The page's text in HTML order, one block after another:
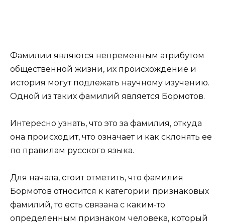
Фамилии являются непременным атрибутом
общественной жизни, их происхождение и
история могут подлежать научному изучению.
Одной из таких фамилий является Бормотов.
Интересно узнать, что это за фамилия, откуда
она происходит, что означает и как склонять ее
по правилам русского языка.
Для начала, стоит отметить, что фамилия
Бормотов относится к категории признаковых
фамилий, то есть связана с каким-то
определенным признаком человека, который